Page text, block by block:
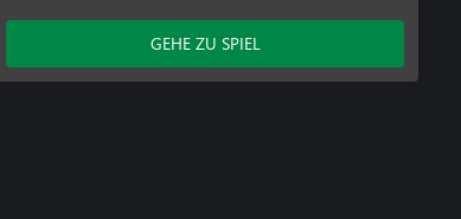
Pinball Arcade
GEHE ZU SPIEL